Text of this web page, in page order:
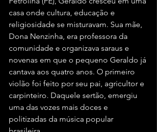
casa onde cultura, educação e
religiosidade se misturavam. Sua mãe,
Dona Nenzinha, era professora da
comunidade e organizava saraus e
novenas em que o pequeno Geraldo já
cantava aos quatro anos. O primeiro
violão foi feito por seu pai, agricultor e
carpinteiro. Daquele sertão, emergiu
uma das vozes mais doces e
politizadas da música popular